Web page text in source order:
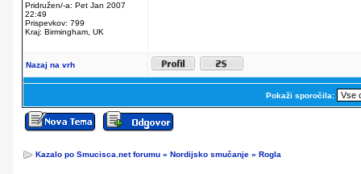
Pridružen/-a: Pet Jan 2007
22:49
Prispevkov: 799
Kraj: Birmingham, UK
Nazaj na vrh
Pokaži sporočila:
Kazalo po Smucisca.net forumu » Nordijsko smučanje » Rogla